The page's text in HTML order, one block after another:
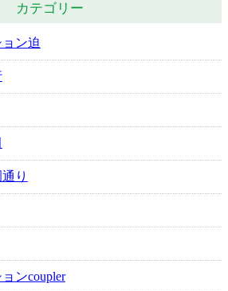
カテゴリー
ン迫
り
ンcoupler